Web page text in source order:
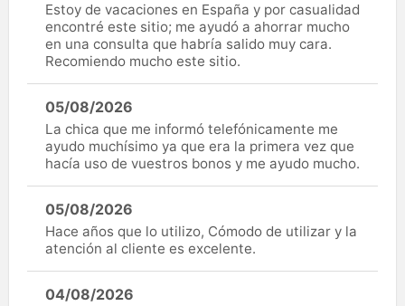
Estoy de vacaciones en España y por casualidad
encontré este sitio; me ayudó a ahorrar mucho
en una consulta que habría salido muy cara.
Recomiendo mucho este sitio.
05/08/2026
La chica que me informó telefónicamente me
ayudo muchísimo ya que era la primera vez que
hacía uso de vuestros bonos y me ayudo mucho.
05/08/2026
Hace años que lo utilizo, Cómodo de utilizar y la
atención al cliente es excelente.
04/08/2026